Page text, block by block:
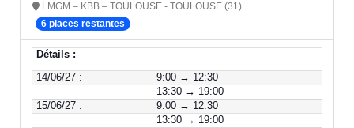
LMGM – KBB – TOULOUSE - TOULOUSE (31)
6 places restantes
Détails :
14/06/27 :
9:00 → 12:30
13:30 → 19:00
15/06/27 :
9:00 → 12:30
13:30 → 19:00